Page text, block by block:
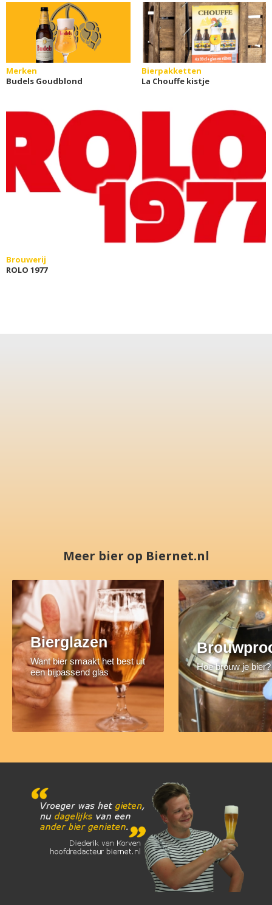
Merken
Budels Goudblond
Bierpakketten
La Chouffe kistje
Brouwerij
ROLO 1977
Meer bier op Biernet.nl
Bierglazen
Want bier smaakt het best uit
een bijpassend glas
Hoe brouw je bier?